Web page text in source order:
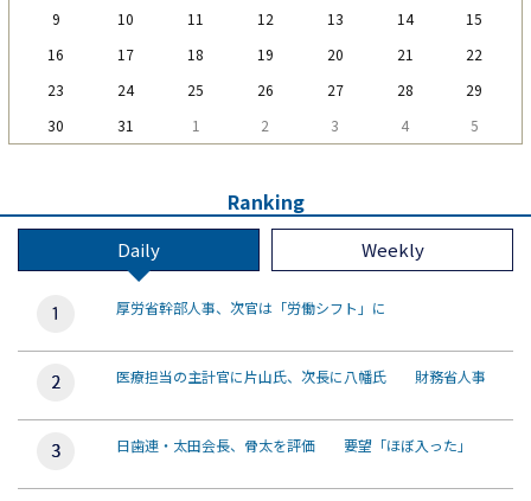
9
10 11 12 13 14
15
16
17 18 19 20 21
22
23
24 25 26 27 28
29
30
31 1 2 3 4 5
Ranking
Daily Weekly
厚労省幹部人事、次官は「労働シフト」に
医療担当の主計官に片山氏、次長に八幡氏 財務省人事
日歯連・太田会長、骨太を評価 要望「ほぼ入った」